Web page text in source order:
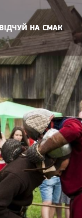
ВІДЧУЙ НА СМАК